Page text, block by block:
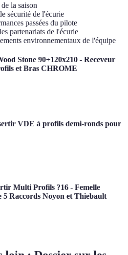
la saison
sécurité de l'écurie
passées du pilote
partenariats de l'écurie
environnementaux de l'équipe
Stone 90+120x210 - Receveur
et Bras CHROME
VDE à profils demi-ronds pour
Multi Profils ?16 - Femelle
5 Raccords Noyon et Thiebault